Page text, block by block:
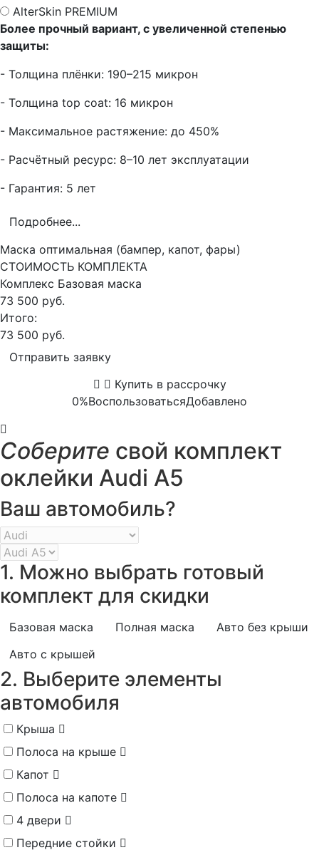
AlterSkin PREMIUM
Более прочный вариант, с увеличенной степенью
защиты:
- Толщина плёнки: 190–215 микрон
- Толщина top coat: 16 микрон
- Максимальное растяжение: до 450%
- Расчётный ресурс: 8–10 лет эксплуатации
- Гарантия: 5 лет
Подробнее...
Маска оптимальная (бампер, капот, фары)
СТОИМОСТЬ КОМПЛЕКТА
Комплекс Базовая маска
73 500 руб.
Итого:
73 500 руб.
Отправить заявку
Купить в рассрочку
0%ВоспользоватьсяДобавлено
Соберите свой комплект
оклейки Audi A5
Ваш автомобиль?
1. Можно выбрать готовый
комплект для скидки
Базовая маска Полная маска
Авто без крыши
Авто с крышей
2. Выберите элементы
автомобиля
Крыша
Полоса на крыше
Капот
Полоса на капоте
4 двери
Передние стойки